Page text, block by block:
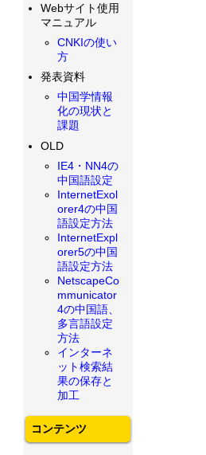
Webサイト使用
マニュアル
CNKIの使い
方
発表資料
中国学情報
化の現状と
課題
OLD
IE4・NN4の
中国語設定
InternetExol
orer4の中国
語設定方法
InternetExpl
orer5の中国
語設定方法
NetscapeCo
mmunicator
4の中国語、
多言語設定
方法
インターネ
ット検索結
果の保存と
加工
コンテンツ